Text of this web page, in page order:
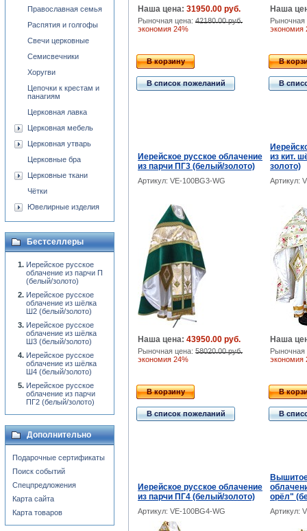
Наша цена: 31950.00 руб.
Рыночная цена: 42180.00 руб.
экономия 24%
Наша
экономия
В корзину
В список пожеланий
В
В
Иерейское русское облачение
из парчи ПГ3 (белый/золото)
из кит.
золото)
Артикул: VE-100BG3-WG Артикул:
Наша цена: 43950.00 руб.
Рыночная цена: 58020.00 руб.
экономия 24%
Наша
экономия
В корзину
В список пожеланий
В
В
Иерейское русское облачение
из парчи ПГ4 (белый/золото)
орёл"
Артикул: VE-100BG4-WG Артикул:
Православная семья
Распятия и голгофы
Свечи церковные
Семисвечники
Хоругви
Цепочки к крестам и
панагиям
Церковная лавка
Церковная мебель
Церковная утварь
Церковные бра
Церковные ткани
Чётки
Ювелирные изделия
Бестселлеры
Иерейское русское
облачение из парчи П
(белый/золото)
Иерейское русское
облачение из шёлка
Ш2 (белый/золото)
Иерейское русское
облачение из шёлка
Ш3 (белый/золото)
Иерейское русское
облачение из шёлка
Ш4 (белый/золото)
Иерейское русское
облачение из парчи
ПГ2 (белый/золото)
Дополнительно
Подарочные сертификаты
Поиск событий
Спецпредложения
Карта сайта
Карта товаров